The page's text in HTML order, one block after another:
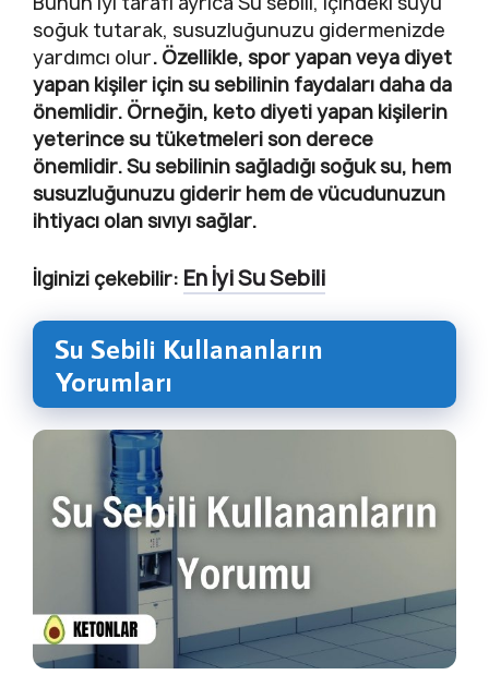
soğuk tutarak, susuzluğunuzu gidermenizde
yardımcı olur. Özellikle, spor yapan veya diyet
yapan kişiler için su sebilinin faydaları daha da
önemlidir. Örneğin, keto diyeti yapan kişilerin
yeterince su tüketmeleri son derece
önemlidir. Su sebilinin sağladığı soğuk su, hem
susuzluğunuzu giderir hem de vücudunuzun
ihtiyacı olan sıvıyı sağlar.
İlginizi çekebilir: En İyi Su Sebili
Su Sebili Kullananların
Yorumları